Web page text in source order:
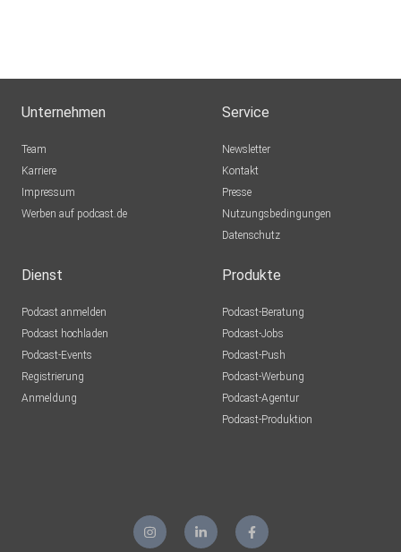
Bwegenk
Versmold
hgj6apto
qh9rgwga
vonsky-beat
Unternehmen
Team
Karriere
Impressum
Werben auf podcast.de
Service
Newsletter
Kontakt
Presse
Nutzungsbedingungen
Datenschutz
Dienst
Podcast anmelden
Podcast hochladen
Podcast-Events
Registrierung
Anmeldung
Produkte
Podcast-Beratung
Podcast-Jobs
Podcast-Push
Podcast-Werbung
Podcast-Agentur
Podcast-Produktion